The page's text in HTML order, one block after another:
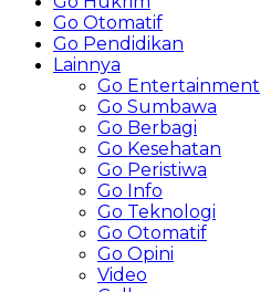
Go Otomatif
Go Pendidikan
Lainnya
Go Entertainment
Go Sumbawa
Go Berbagi
Go Kesehatan
Go Peristiwa
Go Info
Go Teknologi
Go Otomatif
Go Opini
Video